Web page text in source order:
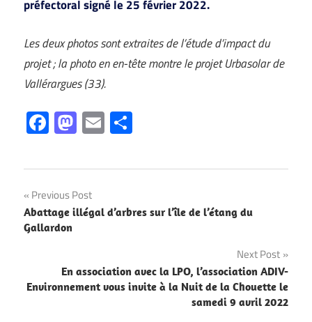
préfectoral signé le 25 février 2022.
Les deux photos sont extraites de l’étude d’impact du
projet ; la photo en en-tête montre le projet Urbasolar de
Vallérargues (33).
Facebook
Mastodon
Email
Navigation
de
Previous Post
Abattage illégal d’arbres sur l’île de l’étang du
Gallardon
Next Post
En association avec la LPO, l’association ADIV-
Environnement vous invite à la Nuit de la Chouette le
samedi 9 avril 2022